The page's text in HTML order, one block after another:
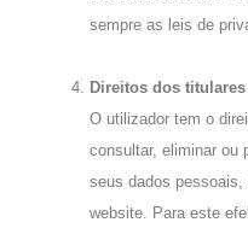
sempre as leis de
Direitos dos
O utilizador tem o
consultar, eliminar ou
seus dados
website. Para este